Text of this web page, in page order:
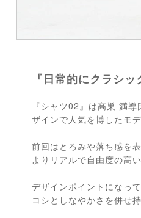
『日常的にクラシ
『シャツ02』は高巣 満
ザインで人気を博したモデ
前回はとろみや落ち感を
よりリアルで自由度の高
デザインポイントになっ
コシとしなやかさを併せ